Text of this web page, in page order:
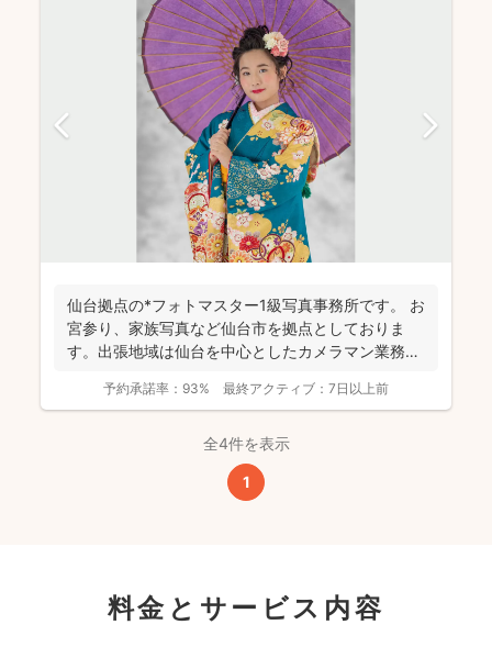
仙台拠点の*フォトマスター1級写真事務所です。 お
宮参り、家族写真など仙台市を拠点としておりま
す。出張地域は仙台を中心としたカメラマン業務を
予約承諾率： 93% 最終アクティブ： 7日以上前
全4件を表示
1
料金とサービス内容